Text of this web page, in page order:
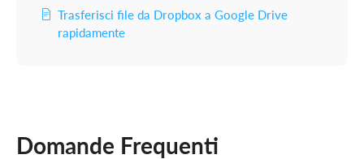
Trasferisci file da Dropbox a Google Drive
rapidamente
Domande Frequenti